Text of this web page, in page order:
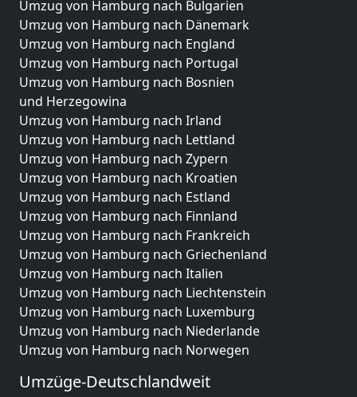
Umzug von Hamburg nach Bulgarien
Umzug von Hamburg nach Dänemark
Umzug von Hamburg nach England
Umzug von Hamburg nach Portugal
Umzug von Hamburg nach Bosnien
und Herzegowina
Umzug von Hamburg nach Irland
Umzug von Hamburg nach Lettland
Umzug von Hamburg nach Zypern
Umzug von Hamburg nach Kroatien
Umzug von Hamburg nach Estland
Umzug von Hamburg nach Finnland
Umzug von Hamburg nach Frankreich
Umzug von Hamburg nach Griechenland
Umzug von Hamburg nach Italien
Umzug von Hamburg nach Liechtenstein
Umzug von Hamburg nach Luxemburg
Umzug von Hamburg nach Niederlande
Umzug von Hamburg nach Norwegen
Umzüge-Deutschlandweit